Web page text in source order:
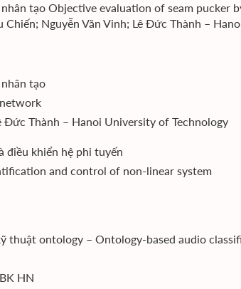
tạo Objective evaluation of seam pucker
Nguyễn Văn Vinh; Lê Đức Thành –
tạo
Đức Thành – Hanoi University of Technology
điều khiển hệ phi tuyến
and control of non-linear system
thuật ontology – Ontology-based audio
HN